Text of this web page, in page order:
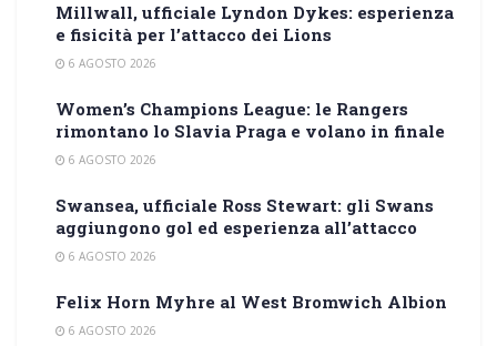
Millwall, ufficiale Lyndon Dykes: esperienza
e fisicità per l’attacco dei Lions
6 AGOSTO 2026
Women’s Champions League: le Rangers
rimontano lo Slavia Praga e volano in finale
6 AGOSTO 2026
Swansea, ufficiale Ross Stewart: gli Swans
aggiungono gol ed esperienza all’attacco
6 AGOSTO 2026
Felix Horn Myhre al West Bromwich Albion
6 AGOSTO 2026